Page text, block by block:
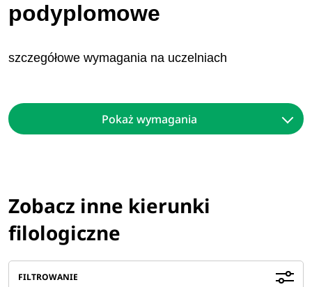
podyplomowe
szczegółowe wymagania na uczelniach
Pokaż wymagania
Zobacz inne kierunki
filologiczne
FILTROWANIE